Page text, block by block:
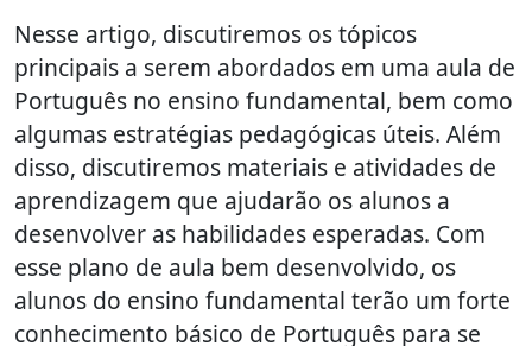
Nesse artigo, discutiremos os tópicos
principais a serem abordados em uma aula de
Português no ensino fundamental, bem como
algumas estratégias pedagógicas úteis. Além
disso, discutiremos materiais e atividades de
aprendizagem que ajudarão os alunos a
desenvolver as habilidades esperadas. Com
esse plano de aula bem desenvolvido, os
alunos do ensino fundamental terão um forte
conhecimento básico de Português para se